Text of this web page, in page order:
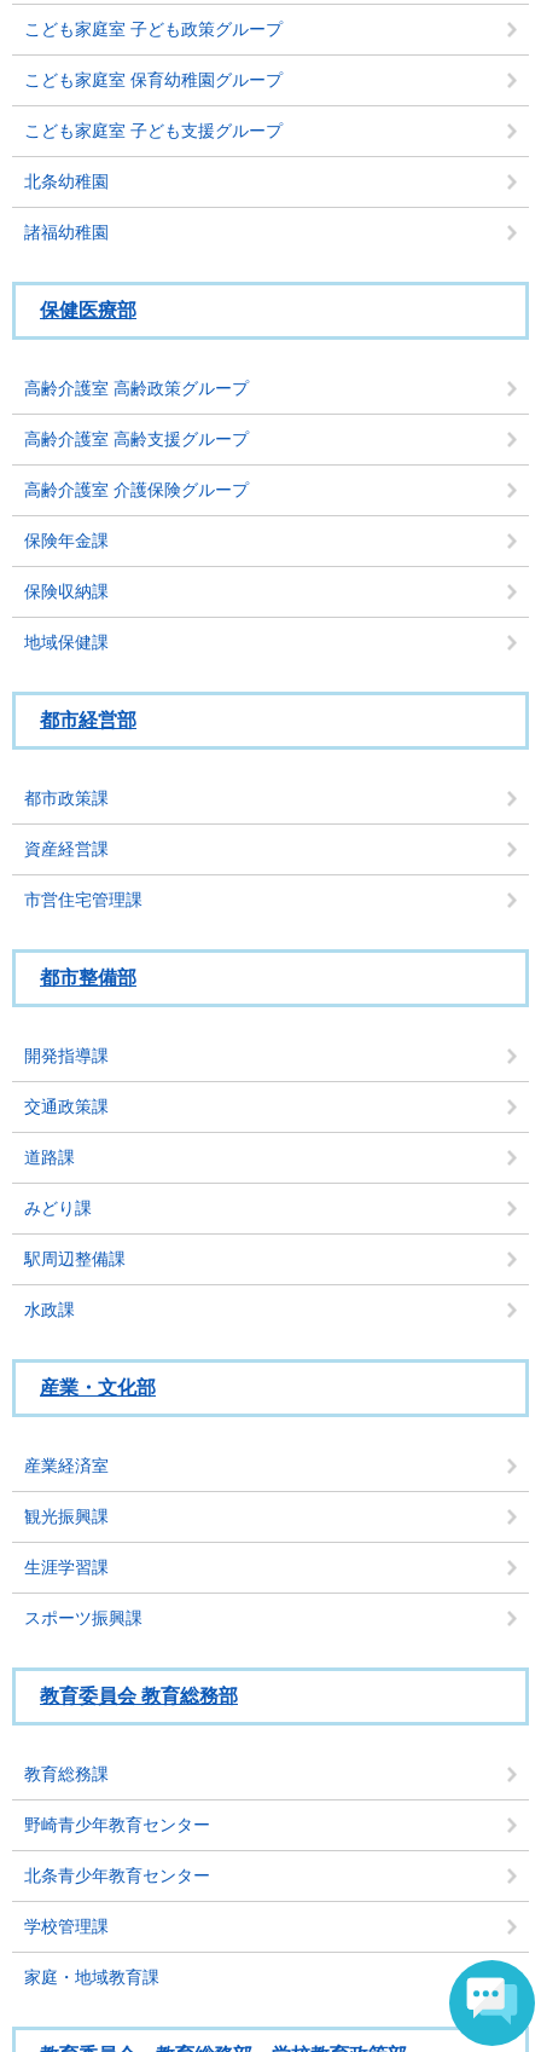
こども家庭室 子ども政策グループ
こども家庭室 保育幼稚園グループ
こども家庭室 子ども支援グループ
北条幼稚園
諸福幼稚園
保健医療部
高齢介護室 高齢政策グループ
高齢介護室 高齢支援グループ
高齢介護室 介護保険グループ
保険年金課
保険収納課
地域保健課
都市経営部
都市政策課
資産経営課
市営住宅管理課
都市整備部
開発指導課
交通政策課
道路課
みどり課
駅周辺整備課
水政課
産業・文化部
産業経済室
観光振興課
生涯学習課
スポーツ振興課
教育委員会 教育総務部
教育総務課
野崎青少年教育センター
北条青少年教育センター
学校管理課
家庭・地域教育課